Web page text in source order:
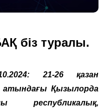
біз туралы.
21-26 қазан
Қызылорда
республикалық,